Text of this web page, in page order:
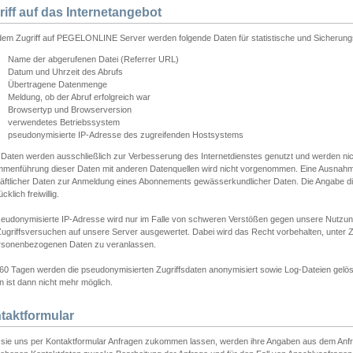
auf das Internetangebot
Zugriff auf PEGELONLINE Server werden folgende Daten für statistische und
Name der abgerufenen Datei (Referrer URL)
Datum und Uhrzeit des Abrufs
Übertragene Datenmenge
Meldung, ob der Abruf erfolgreich war
Browsertyp und Browserversion
verwendetes Betriebssystem
pseudonymisierte IP-Adresse des zugreifenden Hostsystems
werden ausschließlich zur Verbesserung des Internetdienstes genutzt und werden
dieser Daten mit anderen Datenquellen wird nicht vorgenommen. Eine
Daten zur Anmeldung eines Abonnements gewässerkundlicher Daten. Die Angabe
freiwillig.
IP-Adresse wird nur im Falle von schweren Verstößen gegen unsere
auf unsere Server ausgewertet. Dabei wird das Recht vorbehalten, unter
Daten zu veranlassen.
Tagen werden die pseudonymisierten Zugriffsdaten anonymisiert sowie Log-Dateien
ist dann nicht mehr möglich.
uns per Kontaktformular Anfragen zukommen lassen, werden ihre Angaben aus dem